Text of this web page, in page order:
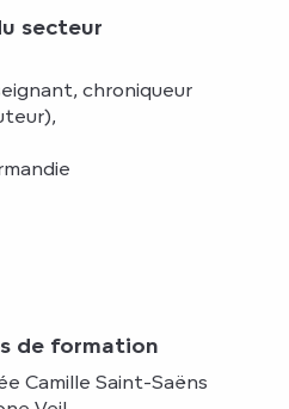
secteur
chroniqueur
de formation
Camille Saint-Saëns